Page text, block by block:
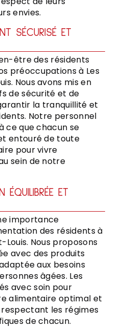
envies.
SÉCURISÉ ET
être des résidents
préoccupations à Les
Nous avons mis en
de sécurité et de
la tranquillité et
Notre personnel
ce que chacun se
entouré de toute
pour vivre
sein de notre
ET
importance
des résidents à
Louis. Nous proposons
avec des produits
aux besoins
âgées. Les
avec soin pour
alimentaire optimal et
les régimes
de chacun.